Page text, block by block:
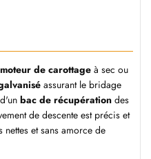
moteur de carottage à sec ou
assurant le bridage
bac de récupération des
de descente est précis et
et sans amorce de